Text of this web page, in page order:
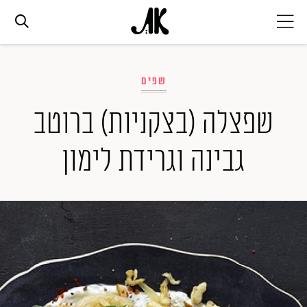
אופנה
ביוטי
סלבס
ערוצים נוספים
המגזין
שפים
שפצלה (בצקניות) ברוטב
גבינה וגרידת לימון